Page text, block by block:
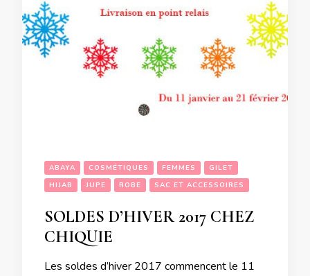
ABAYA COSMÉTIQUES FEMMES
GILET
HIJAB
JUPE ROBE SAC ET ACCESSOIRES
SOLDES D’HIVER 2017 CHEZ
CHIQUIE
Les soldes d’hiver 2017 commencent le 11